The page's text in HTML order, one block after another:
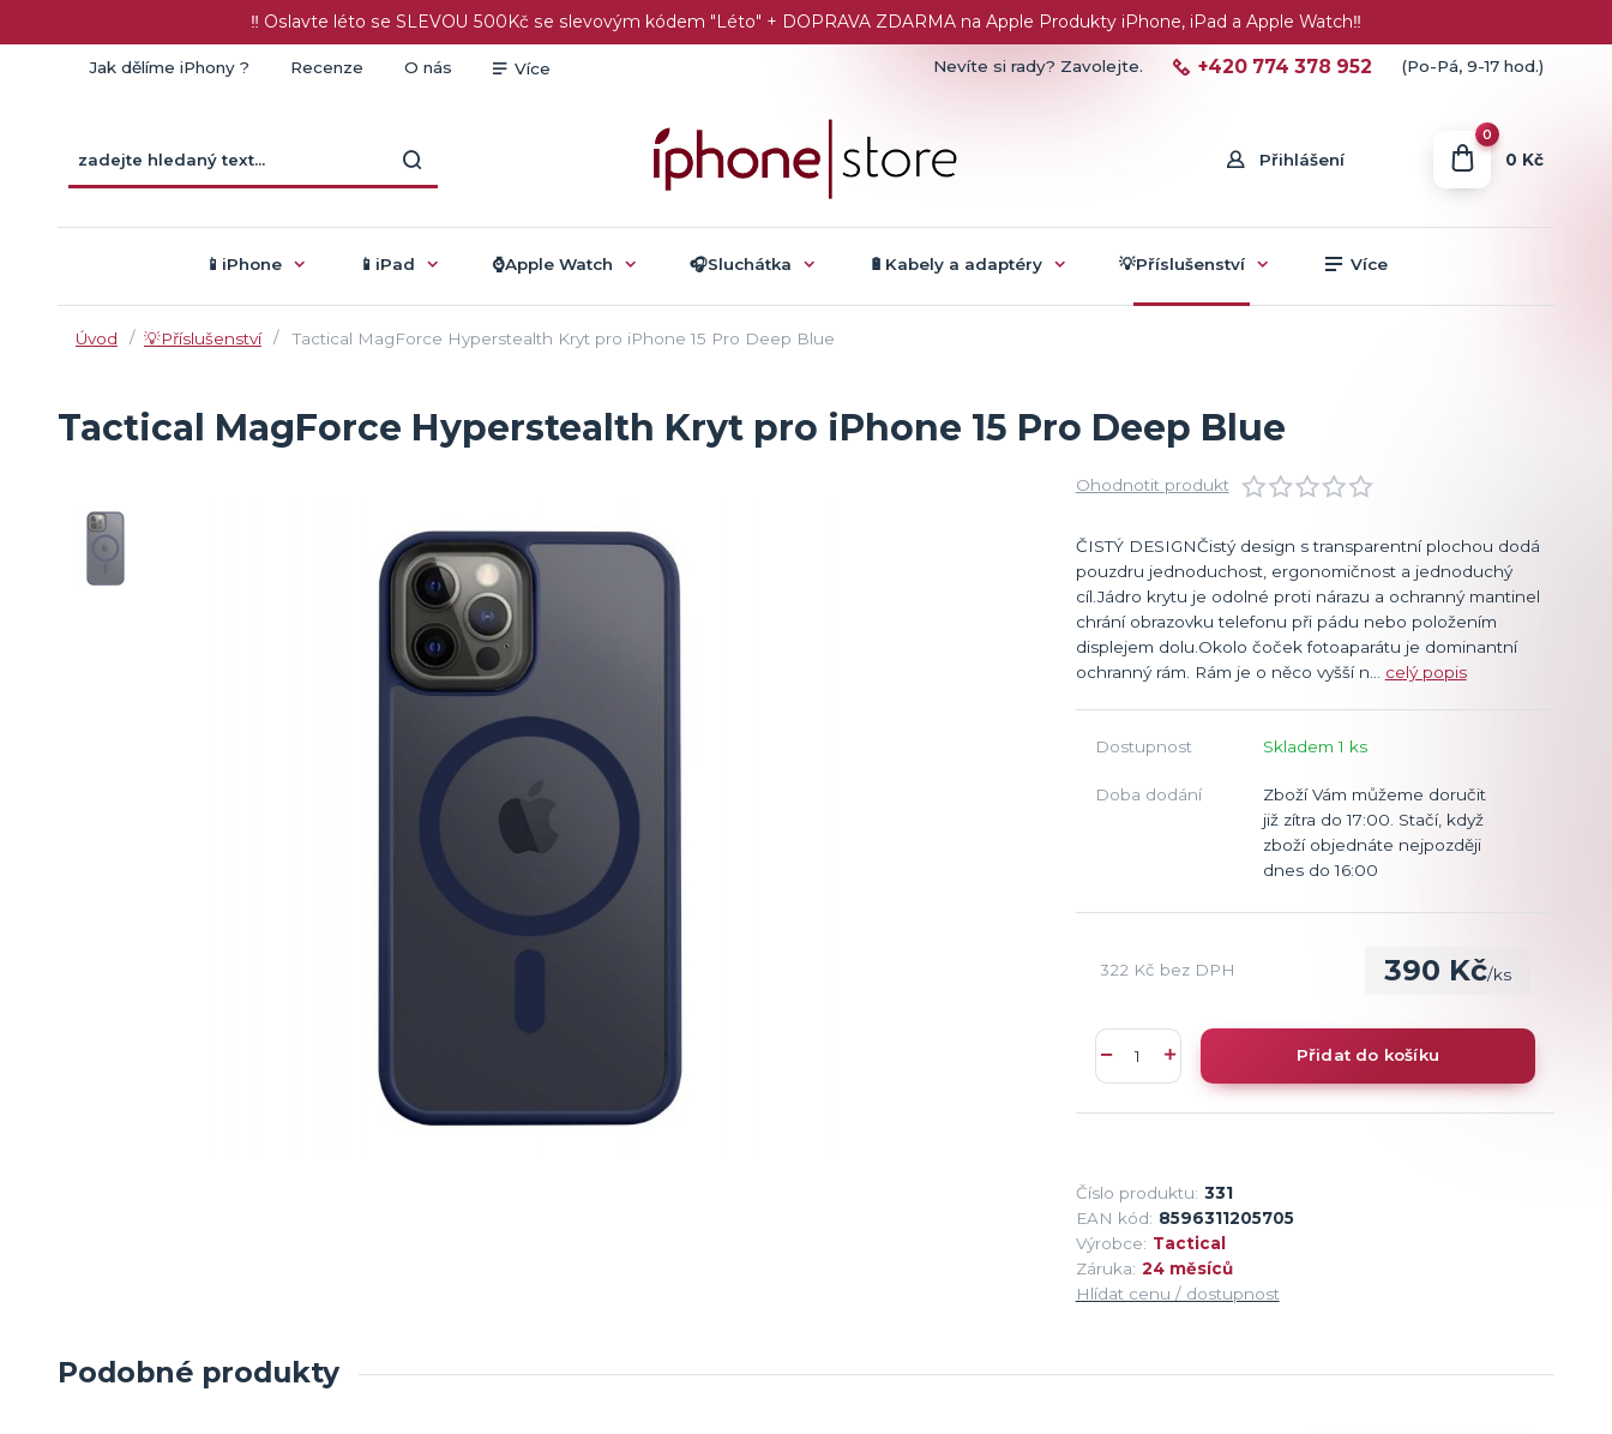
‼️ Oslavte léto se SLEVOU 500Kč se slevovým kódem "Léto" + DOPRAVA ZDARMA na Apple Produkty iPhone, iPad a Apple Watch‼️
Jak dělíme iPhony ? Recenze O nás Více
Přihlášení
Nevíte si rady? Zavolejte. +420 774 378 952 (Po-Pá, 9-17 hod.)
0
0 Kč
📱iPhone 📱iPad ⌚️Apple Watch 🎧Sluchátka 🔋Kabely a adaptéry 💡Příslušenství Více
Úvod 💡Příslušenství Tactical MagForce Hyperstealth Kryt pro iPhone 15 Pro Deep Blue
Tactical MagForce Hyperstealth Kryt pro iPhone 15 Pro Deep Blue
Ohodnotit produkt
ČISTÝ DESIGNČistý design s transparentní plochou dodá
pouzdru jednoduchost, ergonomičnost a jednoduchý
cíl.Jádro krytu je odolné proti nárazu a ochranný mantinel
chrání obrazovku telefonu při pádu nebo položením
displejem dolu.Okolo čoček fotoaparátu je dominantní
ochranný rám. Rám je o něco vyšší n... celý popis
Dostupnost Skladem 1 ks
Doba dodání
Zboží Vám můžeme doručit
již zítra do 17:00. Stačí, když
zboží objednáte nejpozději
dnes do 16:00
390 Kč/ks
322 Kč bez DPH
Přidat do košíku
Číslo produktu: 331
EAN kód: 8596311205705
Výrobce: Tactical
Záruka: 24 měsíců
Hlídat cenu / dostupnost
Podobné produkty